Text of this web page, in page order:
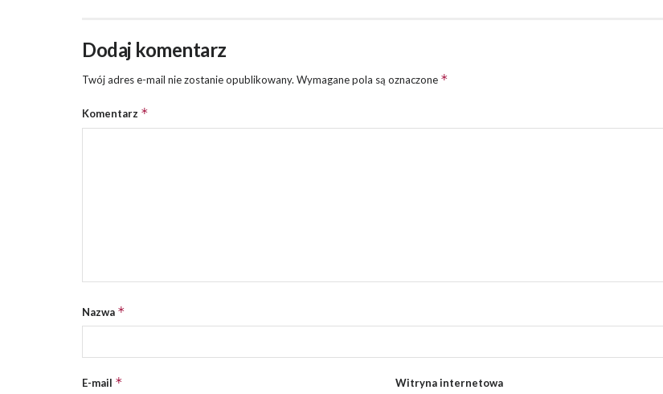
Dodaj komentarz
Twój adres e-mail nie zostanie opublikowany. Wymagane pola są oznaczone *
Komentarz *
Nazwa *
E-mail * Witryna internetowa